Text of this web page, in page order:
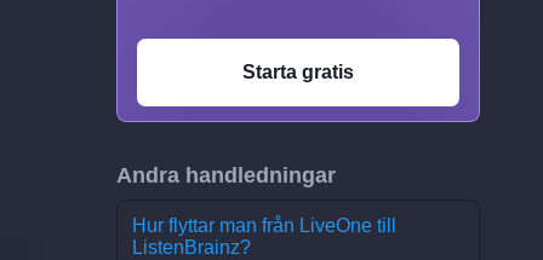
Starta gratis
Andra handledningar
Hur flyttar man från LiveOne till
ListenBrainz?